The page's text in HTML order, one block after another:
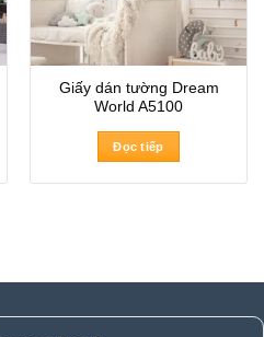
Giấy dán tường Dream
World A5100
Đọc tiếp